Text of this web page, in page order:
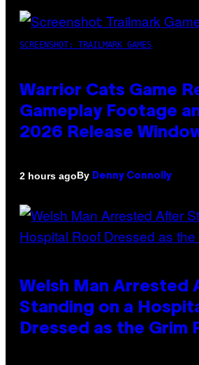
SCREENSHOT: TRAILMARK GAMES
Warrior Cats Game
Gameplay Footage
2026 Release
2 hours agoBy Denny Connolly
Welsh Man Arrested
Standing on a
Dressed as the Grim